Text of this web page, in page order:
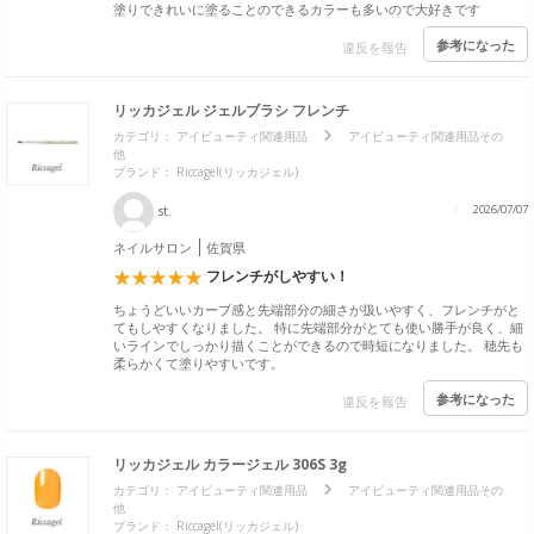
塗りできれいに塗ることのできるカラーも多いので大好きです
違反を報告 参考になった
リッカジェル ジェルブラシ フレンチ
カテゴリ： アイビューティ関連用品
アイビューティ関連用品その
他
ブランド： Riccagel(リッカジェル)
st. 2026/07/07
ネイルサロン 佐賀県
フレンチがしやすい！
ちょうどいいカーブ感と先端部分の細さが扱いやすく、フレンチがと
てもしやすくなりました。 特に先端部分がとても使い勝手が良く、細
いラインでしっかり描くことができるので時短になりました。 穂先も
柔らかくて塗りやすいです。
違反を報告 参考になった
リッカジェル カラージェル 306S 3g
カテゴリ： アイビューティ関連用品
アイビューティ関連用品その
他
ブランド： Riccagel(リッカジェル)